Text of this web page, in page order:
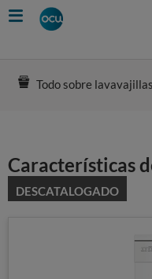
Skip
to
Todo sobre lavavajillas
Características
DESCATALOGADO